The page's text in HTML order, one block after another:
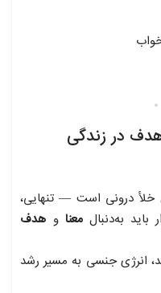
در زندگی
خلأ درونی است — تنهایی،
به‌دنبال معنا و هدف
انرژی جنسی به مسیر رشد